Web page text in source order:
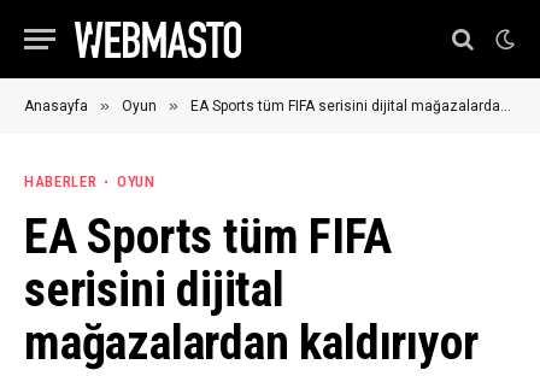
Anasayfa » Oyun » EA Sports tüm FIFA serisini dijital mağazalardan kaldırıyor
HABERLER OYUN
EA Sports tüm FIFA
serisini dijital
mağazalardan kaldırıyor